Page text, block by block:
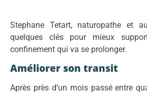
Stephane Tetart, naturopathe et
quelques clés pour mieux
confinement qui va se prolonger.
Améliorer son transit
Après près d’un mois passé entre